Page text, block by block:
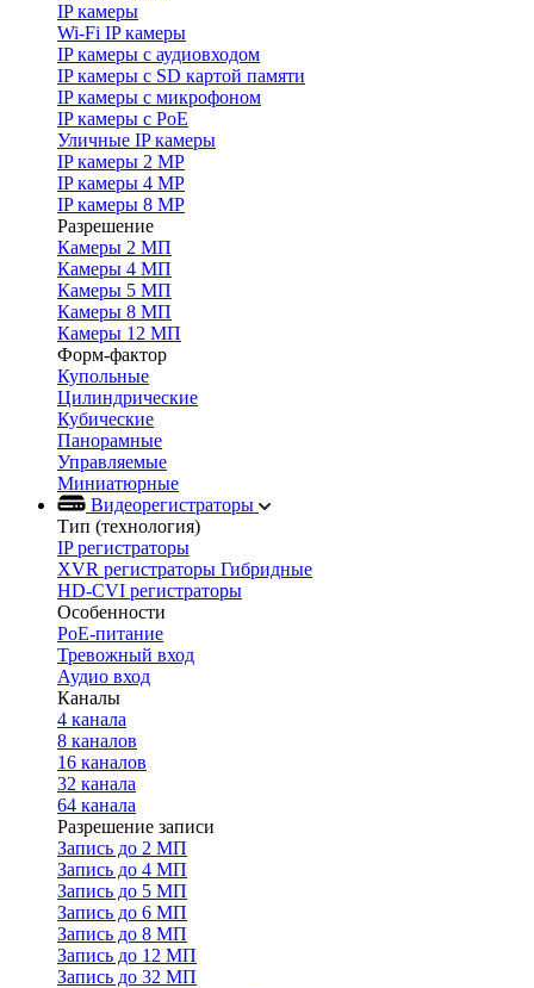
IP камеры
Wi-Fi IP камеры
IP камеры с аудиовходом
IP камеры с SD картой памяти
IP камеры с микрофоном
IP камеры с PoE
Уличные IP камеры
IP камеры 2 MP
IP камеры 4 MP
IP камеры 8 MP
Разрешение
Камеры 2 МП
Камеры 4 МП
Камеры 5 МП
Камеры 8 МП
Камеры 12 МП
Форм-фактор
Купольные
Цилиндрические
Кубические
Панорамные
Управляемые
Миниатюрные
Видеорегистраторы
Тип (технология)
IP регистраторы
XVR регистраторы Гибридные
HD-CVI регистраторы
Особенности
PoE-питание
Тревожный вход
Аудио вход
Каналы
4 канала
8 каналов
16 каналов
32 канала
64 канала
Разрешение записи
Запись до 2 МП
Запись до 4 МП
Запись до 5 МП
Запись до 6 МП
Запись до 8 МП
Запись до 12 МП
Запись до 32 МП